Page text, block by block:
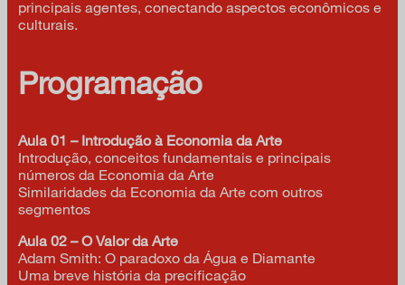
principais agentes, conectando aspectos econômicos e
culturais.
Programação
Aula 01 – Introdução à Economia da Arte
Introdução, conceitos fundamentais e principais
números da Economia da Arte
Similaridades da Economia da Arte com outros
segmentos
Aula 02 – O Valor da Arte
Adam Smith: O paradoxo da Água e Diamante
Uma breve história da precificação